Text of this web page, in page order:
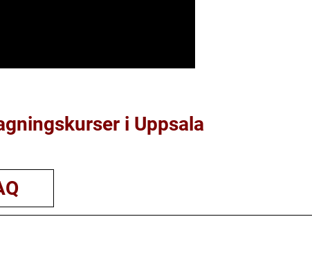
i Uppsala